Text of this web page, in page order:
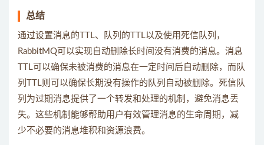
总结
通过设置消息的TTL、队列的TTL以及使用死信队列，
RabbitMQ可以实现自动删除长时间没有消费的消息。消息
TTL可以确保未被消费的消息在一定时间后自动删除，而队
列TTL则可以确保长期没有操作的队列自动被删除。死信队
列为过期消息提供了一个转发和处理的机制，避免消息丢
失。这些机制能够帮助用户有效管理消息的生命周期，减
少不必要的消息堆积和资源浪费。